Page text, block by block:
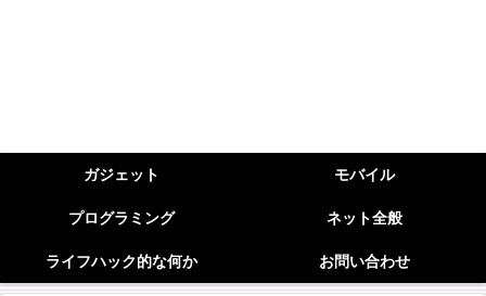
ガジェット モバイル
プログラミング ネット全般
ライフハック的な何か お問い合わせ